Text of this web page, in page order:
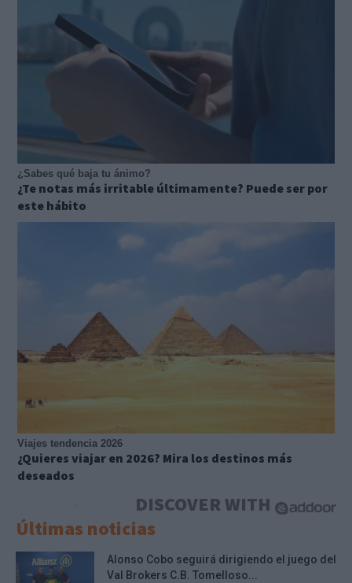
¿Sabes qué baja tu ánimo?
¿Te notas más irritable últimamente? Puede ser por
este hábito
Viajes tendencia 2026
¿Quieres viajar en 2026? Mira los destinos más
deseados
DISCOVER WITH
Últimas noticias
Alonso Cobo seguirá dirigiendo el juego del
Val Brokers C.B. Tomelloso...